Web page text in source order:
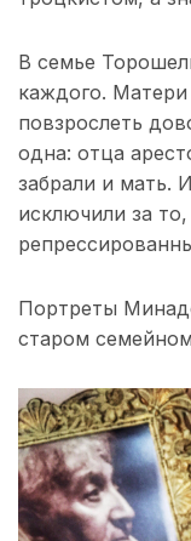
В семье
каждого.
повзрослеть
одна: отца
забрали и мать.
исключили за
Портреты
старом